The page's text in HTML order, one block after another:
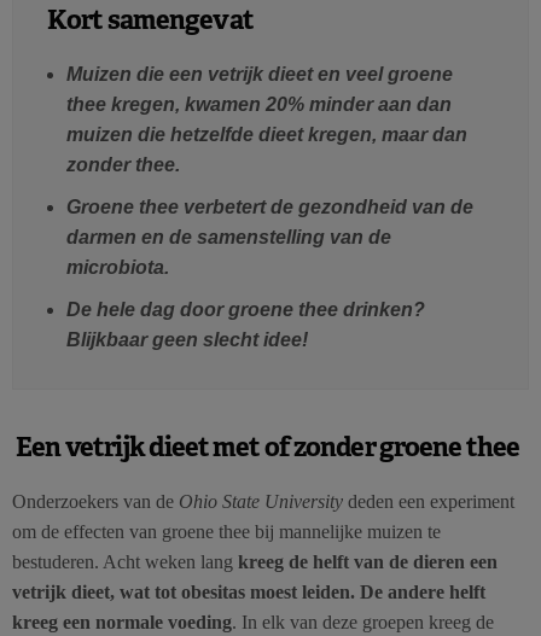
Kort samengevat
Muizen die een vetrijk dieet en veel groene
thee kregen, kwamen 20% minder aan dan
muizen die hetzelfde dieet kregen, maar dan
zonder thee.
Groene thee verbetert de gezondheid van de
darmen en de samenstelling van de
microbiota.
De hele dag door groene thee drinken?
Blijkbaar geen slecht idee!
Een vetrijk dieet met of zonder groene thee
Onderzoekers van de Ohio State University deden een experiment
om de effecten van groene thee bij mannelijke muizen te
bestuderen. Acht weken lang kreeg de helft van de dieren een
vetrijk dieet, wat tot obesitas moest leiden. De andere helft
kreeg een normale voeding. In elk van deze groepen kreeg de